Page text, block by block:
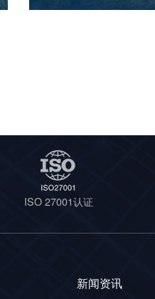
ISO 27001认证
新闻资讯